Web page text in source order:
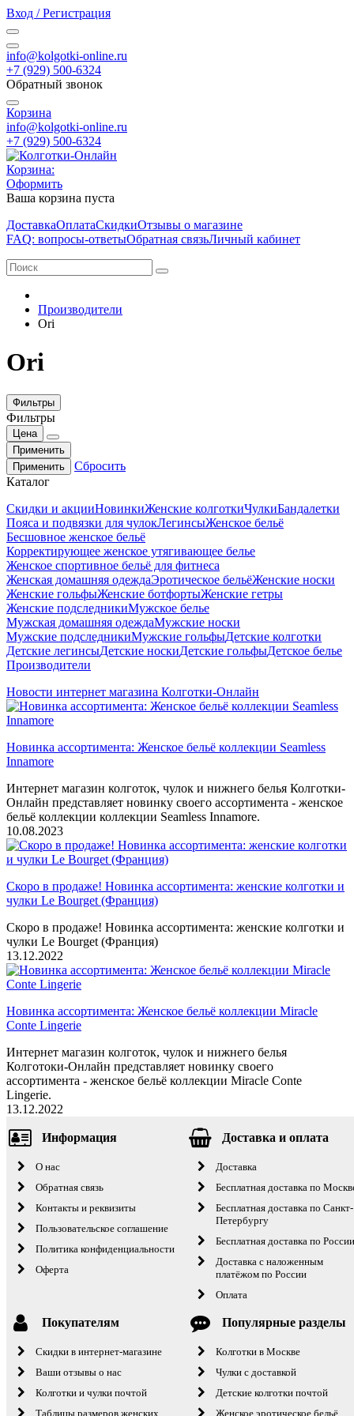
Вход / Регистрация
info@kolgotki-online.ru
+7 (929) 500-6324
Обратный звонок
Корзина
info@kolgotki-online.ru
+7 (929) 500-6324
Корзина:
Оформить
Ваша корзина пуста
ДоставкаОплатаСкидкиОтзывы о магазине
FAQ: вопросы-ответыОбратная связьЛичный кабинет
Производители
Ori
Ori
Фильтры
Фильтры
Цена
Применить
Применить
Сбросить
Каталог
Скидки и акцииНовинкиЖенские колготкиЧулкиБандалетки
Пояса и подвязки для чулокЛегинсыЖенское бельё
Бесшовное женское бельё
Корректирующее женское утягивающее белье
Женское спортивное бельё для фитнеса
Женская домашняя одеждаЭротическое бельёЖенские носки
Женские гольфыЖенские ботфортыЖенские гетры
Женские подследникиМужское белье
Мужская домашняя одеждаМужские носки
Мужские подследникиМужские гольфыДетские колготки
Детские легинсыДетские носкиДетские гольфыДетское белье
Производители
Новости интернет магазина Колготки-Онлайн
Новинка ассортимента: Женское бельё коллекции Seamless
Innamore
Интернет магазин колготок, чулок и нижнего белья Колготки-
Онлайн представляет новинку своего ассортимента - женское
бельё коллекции коллекции Seamless Innamore.
10.08.2023
Скоро в продаже! Новинка ассортимента: женские колготки и
чулки Le Bourget (Франция)
Скоро в продаже! Новинка ассортимента: женские колготки и
чулки Le Bourget (Франция)
13.12.2022
Новинка ассортимента: Женское бельё коллекции Miracle
Conte Lingerie
Интернет магазин колготок, чулок и нижнего белья
Колготоки-Онлайн представляет новинку своего
ассортимента - женское бельё коллекции Miracle Conte
Lingerie.
13.12.2022
Информация
О нас
Обратная связь
Контакты и реквизиты
Пользовательское соглашение
Политика конфиденциальности
Оферта
Доставка и оплата
Доставка
Бесплатная доставка по
Бесплатная доставка по Санкт-
Петербургу
Бесплатная доставка по
Доставка с наложенным
платёжом по России
Оплата
Покупателям
Скидки в интернет-магазине
Ваши отзывы о нас
Колготки и чулки почтой
Таблицы размеров женских
Популярные разделы
Колготки в Москве
Чулки с доставкой
Детские колготки почтой
Женское эротическое бельё